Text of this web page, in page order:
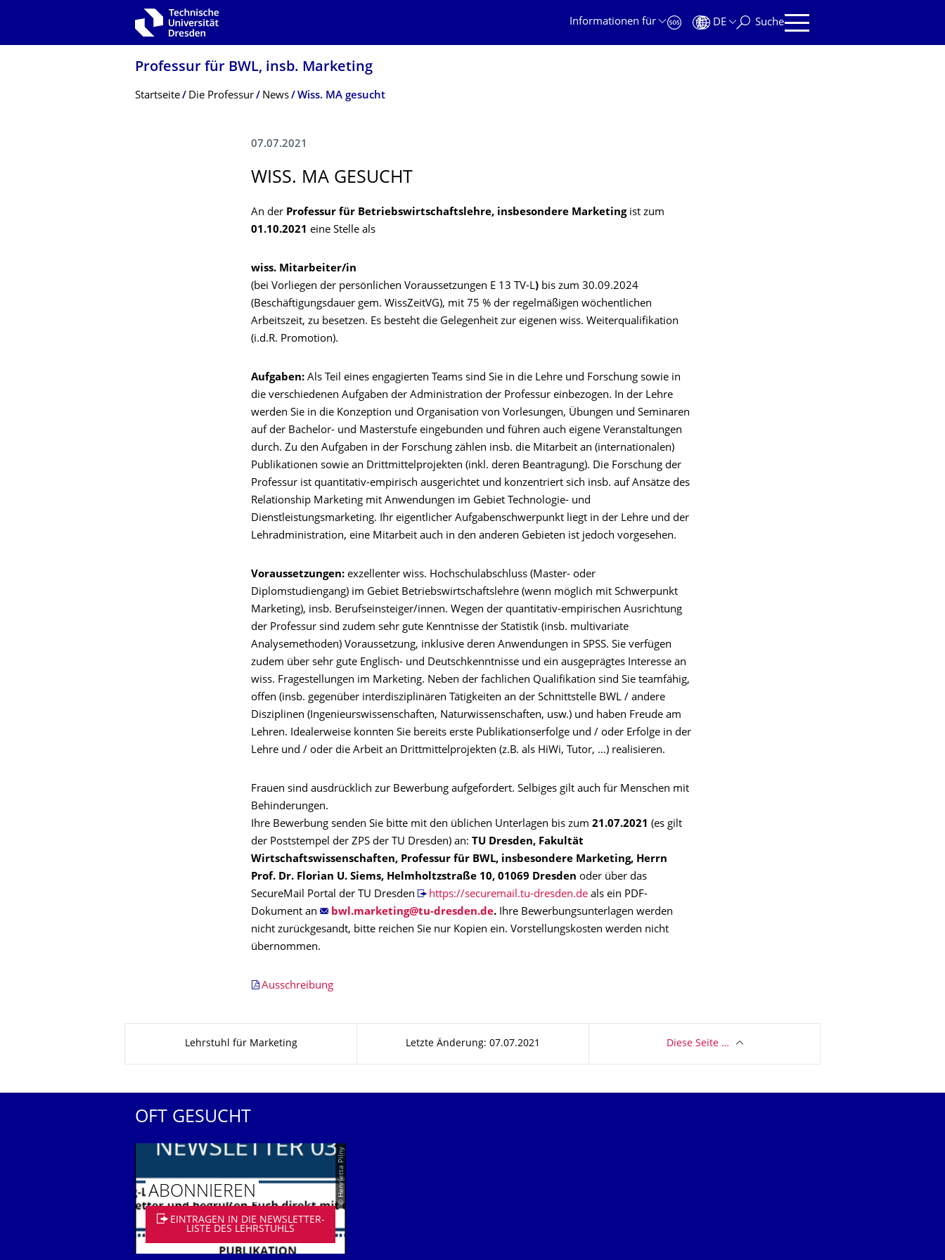
Zur Hauptnavigation springen
Informationen für
DE Suche
Professur für BWL, insb. Marketing
Breadcrumb-Menü
Startseite Die Professur News Wiss. MA gesucht
07.07.2021
WISS. MA GESUCHT
An der Professur für Betriebswirtschaftslehre, insbesondere Marketing ist zum
01.10.2021 eine Stelle als
wiss. Mitarbeiter/in
(bei Vorliegen der persönlichen Voraussetzungen E 13 TV-L) bis zum 30.09.2024
(Beschäftigungsdauer gem. WissZeitVG), mit 75 % der regelmäßigen wöchentlichen
Arbeitszeit, zu besetzen. Es besteht die Gelegenheit zur eigenen wiss. Weiterqualifikation
(i.d.R. Promotion).
Aufgaben: Als Teil eines engagierten Teams sind Sie in die Lehre und Forschung sowie in
die verschiedenen Aufgaben der Administration der Professur einbezogen. In der Lehre
werden Sie in die Konzeption und Organisation von Vorlesungen, Übungen und Semina­ren
auf der Bachelor- und Masterstufe eingebunden und führen auch eigene Veranstaltungen
durch. Zu den Aufgaben in der Forschung zählen insb. die Mitarbeit an (internationalen)
Publikationen sowie an Drittmittelprojekten (inkl. deren Beantragung). Die Forschung der
Professur ist quantitativ-empirisch ausgerichtet und konzentriert sich insb. auf Ansätze des
Relationship Marketing mit Anwendungen im Gebiet Technologie- und
Dienstleistungsmarketing. Ihr eigentlicher Aufgabenschwerpunkt liegt in der Lehre und der
Lehradministration, eine Mitarbeit auch in den anderen Gebieten ist jedoch vorgesehen.
Voraussetzungen: exzellenter wiss. Hochschulabschluss (Master- oder
Diplomstudiengang) im Gebiet Betriebswirtschaftslehre (wenn möglich mit Schwerpunkt
Marketing), insb. Berufseinsteiger/innen. Wegen der quantitativ-empirischen Ausrichtung
der Professur sind zudem sehr gute Kenntnisse der Statistik (insb. multivariate
Analysemethoden) Voraussetzung, inklusive deren Anwendungen in SPSS. Sie verfügen
zudem über sehr gute Englisch- und Deutschkenntnisse und ein ausgeprägtes Interesse an
wiss. Fragestellungen im Marketing. Neben der fachlichen Qualifikation sind Sie teamfähig,
offen (insb. gegenüber interdisziplinären Tätigkeiten an der Schnittstelle BWL / andere
Disziplinen (Ingenieurswissenschaften, Naturwissenschaften, usw.) und haben Freude am
Lehren. Idealerweise konnten Sie bereits erste Publikationserfolge und / oder Erfolge in der
Lehre und / oder die Arbeit an Drittmittelprojekten (z.B. als HiWi, Tutor, …) realisieren.
Frauen sind ausdrücklich zur Bewerbung aufgefordert. Selbiges gilt auch für Menschen mit
Behinderungen.
Ihre Bewerbung senden Sie bitte mit den üblichen Unterlagen bis zum 21.07.2021 (es gilt
der Poststempel der ZPS der TU Dresden) an: TU Dresden, Fakultät
Wirtschaftswissenschaften, Professur für BWL, insbesondere Marketing, Herrn
Prof. Dr. Florian U. Siems, Helmholtzstraße 10, 01069 Dresden oder über das
SecureMail Portal der TU Dresden
https://securemail.tu-dresden.deals ein PDF-
Dokument an
. Ihre Bewerbungsunterlagen werden
nicht zurückgesandt, bitte reichen Sie nur Kopien ein. Vorstellungskosten werden nicht
übernommen.
Ausschreibung
Lehrstuhl für Marketing Letzte Änderung: 07.07.2021 Diese Seite …
OFT GESUCHT
© Henrietta Pilny
ABONNIEREN
EINTRAGEN IN DIE NEWSLETTER-
LISTE DES LEHRSTUHLS